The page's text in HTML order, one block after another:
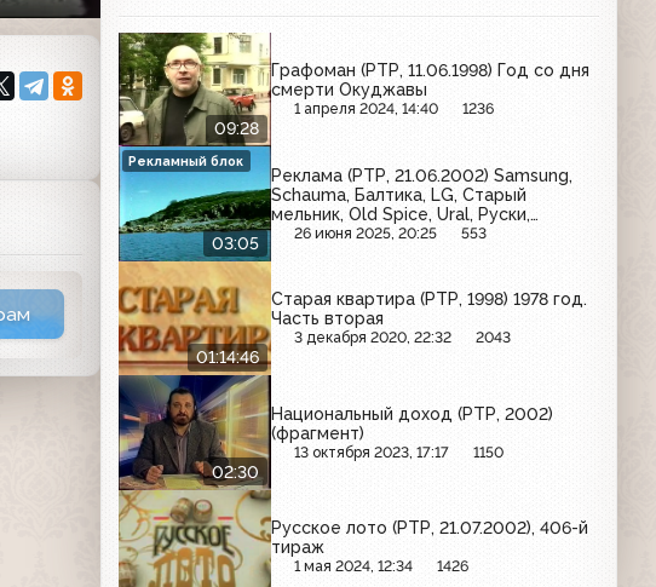
09:28
Графоман (РТР, 11.06.1998) Год со дня
смерти Окуджавы
1 апреля 2024, 14:40 1236
03:05
Реклама (РТР, 21.06.2002) Samsung,
Schauma, Балтика, LG, Старый
мельник, Old Spice, Ural, Руски,
Snickers, МТС
26 июня 2025, 20:25 553
Рекламный блок
01:14:46
Старая квартира (РТР, 1998) 1978 год.
Часть вторая
3 декабря 2020, 22:32 2043
02:30
Национальный доход (РТР, 2002)
(фрагмент)
13 октября 2023, 17:17 1150
Русское лото (РТР, 21.07.2002), 406-й
тираж
1 мая 2024, 12:34 1426